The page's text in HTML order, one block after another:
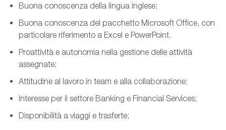
Buona conoscenza della lingua inglese;
Buona conoscenza del pacchetto Microsoft Office, con
particolare riferimento a Excel e PowerPoint.
Proattività e autonomia nella gestione delle attività
assegnate;
Attitudine al lavoro in team e alla collaborazione;
Interesse per il settore Banking e Financial Services;
Disponibilità a viaggi e trasferte;